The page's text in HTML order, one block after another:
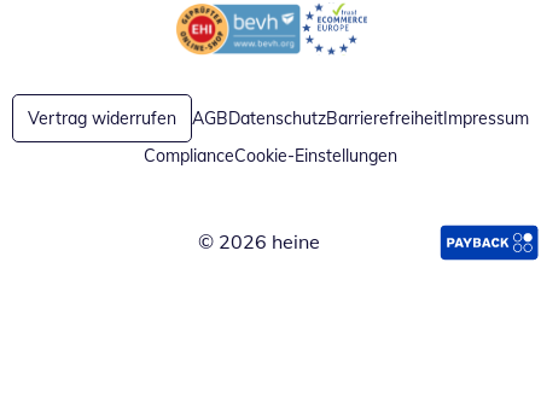
Öffnet in neuem FensterÖffnet in neuem Fenster
Vertrag widerrufen AGBDatenschutzBarrierefreiheitImpressum
ComplianceCookie-Einstellungen
© 2026 heine